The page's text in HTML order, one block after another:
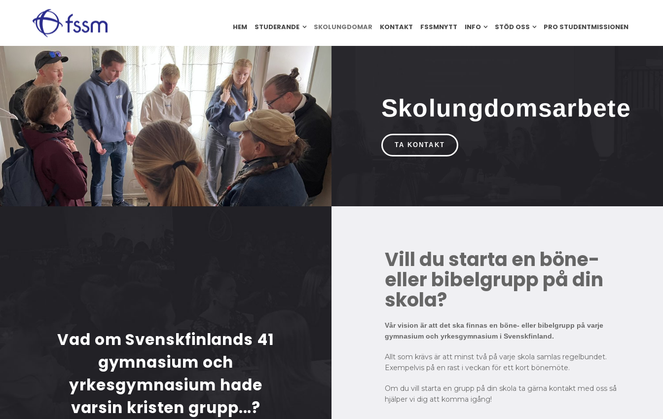
HEM STUDERANDE SKOLUNGDOMAR KONTAKT FSSMNYTT INFO STÖD OSS PRO STUDENTMISSIONEN
Skolungdomsarbete
TA KONTAKT
Vad om Svenskfinlands 41
gymnasium och
yrkesgymnasium hade
varsin kristen grupp...?
Vill du starta en böne-
eller bibelgrupp på din
skola?
Vår vision är att det ska finnas en böne- eller bibelgrupp på varje
gymnasium och yrkesgymnasium i Svenskfinland.
Allt som krävs är att minst två på varje skola samlas regelbundet.
Exempelvis på en rast i veckan för ett kort bönemöte.
Om du vill starta en grupp på din skola ta gärna kontakt med oss så
hjälper vi dig att komma igång!